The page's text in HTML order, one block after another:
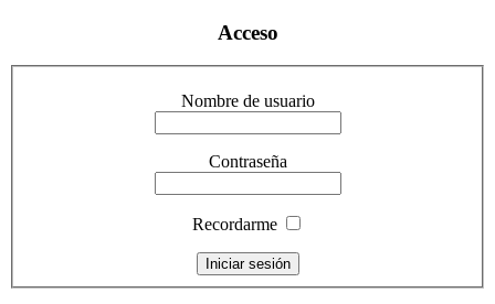
Acceso
Nombre de usuario
Contraseña
Recordarme